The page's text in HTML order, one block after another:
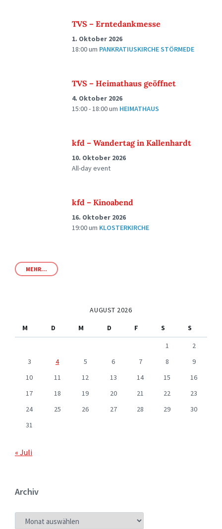
TVS – Erntedankmesse
1. Oktober 2026
18:00um PANKRATIUSKIRCHE STÖRMEDE
TVS – Heimathaus geöffnet
4. Oktober 2026
15:00 - 18:00um HEIMATHAUS
kfd – Wandertag in Kallenhardt
10. Oktober 2026
All-day event
kfd – Kinoabend
16. Oktober 2026
19:00um KLOSTERKIRCHE
MEHR...
AUGUST 2026
M
D M D F S
S
1
2
3
4 5 6 7 8
9
10
11 12 13 14 15
16
17
18 19 20 21 22
23
24
25 26 27 28 29
30
31
« Juli
Archiv
ARCHIV